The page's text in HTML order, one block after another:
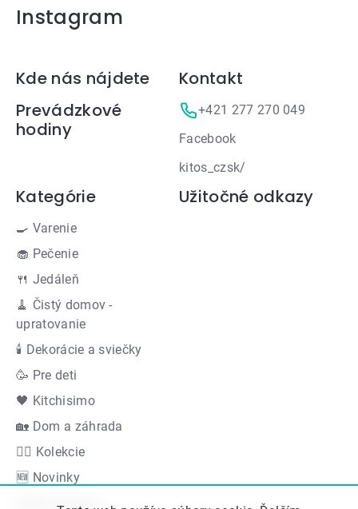
Instagram
Zápätie
Kde nás nájdete
Prevádzkové
hodiny
Kontakt
+421 277 270 049
Facebook
kitos_czsk/
Kategórie
🍳 Varenie
🧁 Pečenie
🍴 Jedáleň
🧹 Čistý domov -
upratovanie
🕯 Dekorácie a sviečky
🥳 Pre deti
🖤 Kitchisimo
🏡 Dom a záhrada
👍🏻 Kolekcie
🆕 Novinky
Akčná ponuka
Užitočné odkazy